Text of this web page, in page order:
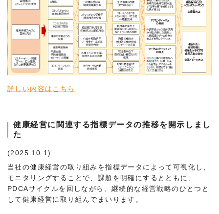
詳しい内容はこちら
健康経営に関連する指標データの推移を開示しまし
た
(2025.10.1)
当社の健康経営の取り組みを指標データによって可視化し、
モニタリングすることで、課題を明確にするとともに、
PDCAサイクルを回しながら、継続的な経営戦略のひとつと
して健康経営に取り組んでまいります。